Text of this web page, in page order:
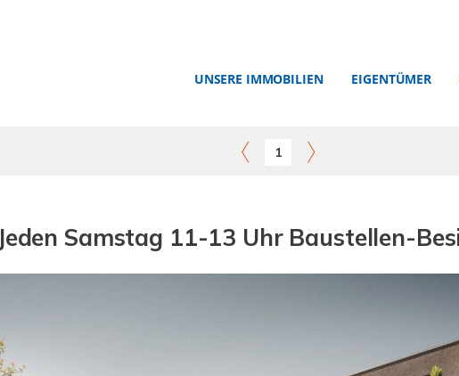
UNSERE IMMOBILIEN EIGENTÜMER
1
Jeden Samstag 11-13 Uhr Baustellen-